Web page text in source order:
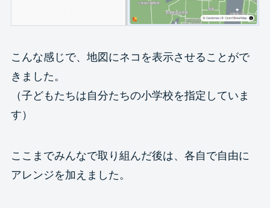
こんな感じで、地図にネコを表示させることがで
きました。
（子どもたちは自分たちの小学校を指定していま
す）
ここまでみんなで取り組んだ後は、各自で自由に
アレンジを加えました。